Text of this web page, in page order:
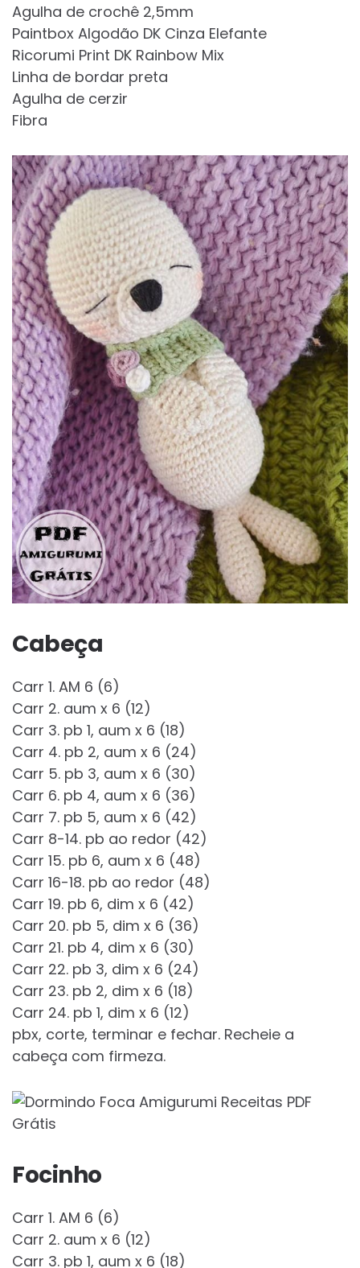
Agulha de crochê 2,5mm
Paintbox Algodão DK Cinza Elefante
Ricorumi Print DK Rainbow Mix
Linha de bordar preta
Agulha de cerzir
Fibra
Cabeça
Carr 1. AM 6 (6)
Carr 2. aum x 6 (12)
Carr 3. pb 1, aum x 6 (18)
Carr 4. pb 2, aum x 6 (24)
Carr 5. pb 3, aum x 6 (30)
Carr 6. pb 4, aum x 6 (36)
Carr 7. pb 5, aum x 6 (42)
Carr 8-14. pb ao redor (42)
Carr 15. pb 6, aum x 6 (48)
Carr 16-18. pb ao redor (48)
Carr 19. pb 6, dim x 6 (42)
Carr 20. pb 5, dim x 6 (36)
Carr 21. pb 4, dim x 6 (30)
Carr 22. pb 3, dim x 6 (24)
Carr 23. pb 2, dim x 6 (18)
Carr 24. pb 1, dim x 6 (12)
pbx, corte, terminar e fechar. Recheie a
cabeça com firmeza.
Focinho
Carr 1. AM 6 (6)
Carr 2. aum x 6 (12)
Carr 3. pb 1, aum x 6 (18)